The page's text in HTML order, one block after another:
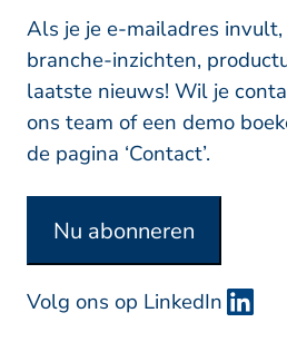
m
a
r
i
j
f
o
a
Als je je e-mailadres
branche-inzichten,
laatste nieuws! Wil je
ons team of een demo
de pagina ‘Contact’.
Nu abonneren
Volg ons op LinkedIn